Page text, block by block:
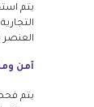
يتم
آمن